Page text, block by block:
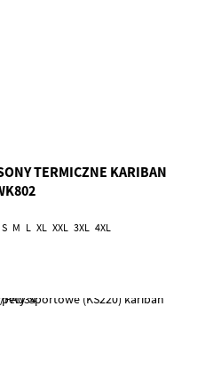
TERMICZNE KARIBAN
S M L XL XXL 3XL 4XL